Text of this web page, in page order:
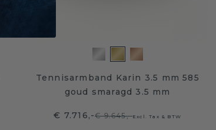
Tennisarmband Karin 3.5 mm 585
goud smaragd 3.5 mm
€ 7.716,-€ 9.645,-Excl. Tax & BTW